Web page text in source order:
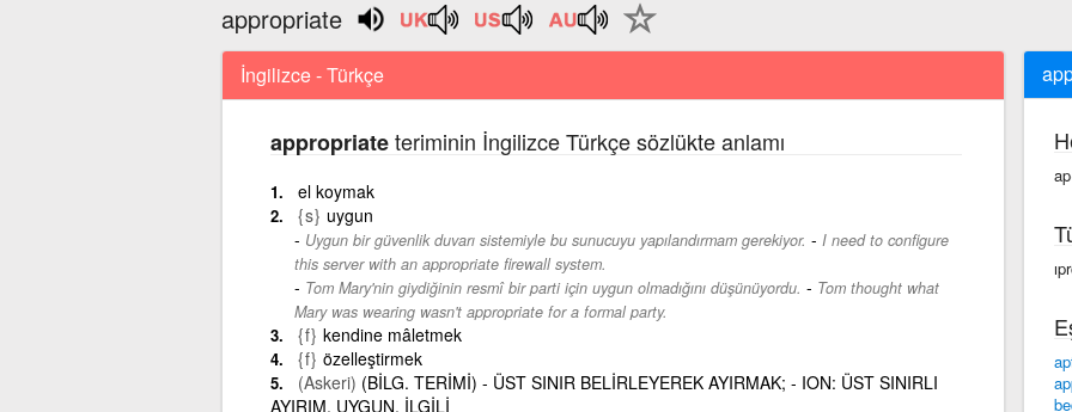
appropriate
İngilizce - Türkçe
appropriateteriminin İngilizce Türkçe sözlükte anlamı
el koymak
{s} uygun
Uygun bir güvenlik duvarı sistemiyle bu sunucuyu yapılandırmam gerekiyor. - I need to configure
this server with an appropriate firewall system.
Tom Mary'nin giydiğinin resmî bir parti için uygun olmadığını düşünüyordu. - Tom thought what
Mary was wearing wasn't appropriate for a formal party.
{f} kendine mâletmek
{f} özelleştirmek
(Askeri) (BİLG. TERİMİ) - ÜST SINIR BELİRLEYEREK AYIRMAK; - ION: ÜST SINIRLI
AYIRIM, UYGUN, İLGİLİ